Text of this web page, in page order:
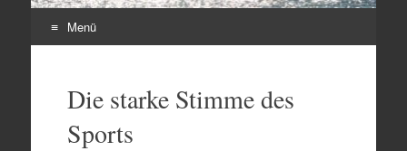
Menü
springenDie starke Stimme des
Sports